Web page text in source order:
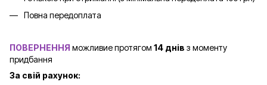
Повна передоплата
ПОВЕРНЕННЯ можливие протягом 14 днів з моменту
придбання
За свій рахунок: